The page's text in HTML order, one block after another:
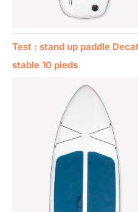
Test : stand up paddle
stable 10 pieds